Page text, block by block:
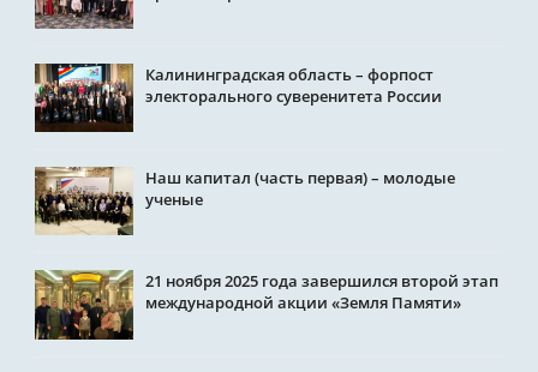
Калининградская область – форпост
электорального суверенитета России
Наш капитал (часть первая) – молодые
ученые
21 ноября 2025 года завершился второй этап
международной акции «Земля Памяти»